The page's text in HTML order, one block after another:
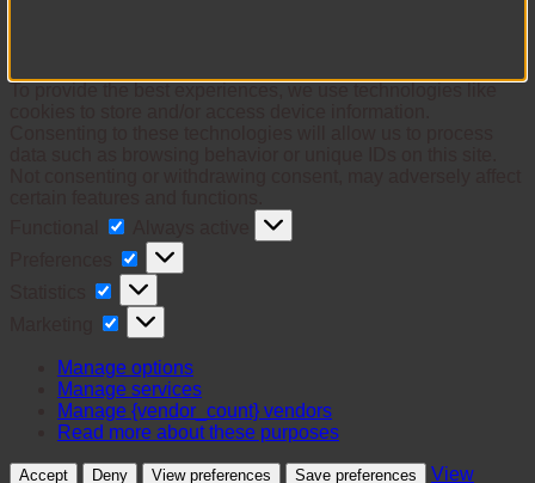
Preferences
Statistics
Marketing
Manage options
Manage services
Manage {vendor_count} vendors
Read more about these purposes
Accept Deny View preferences Save preferences
View